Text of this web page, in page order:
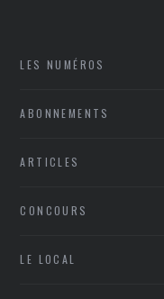
LES NUMÉROS
ABONNEMENTS
ARTICLES
CONCOURS
LE LOCAL